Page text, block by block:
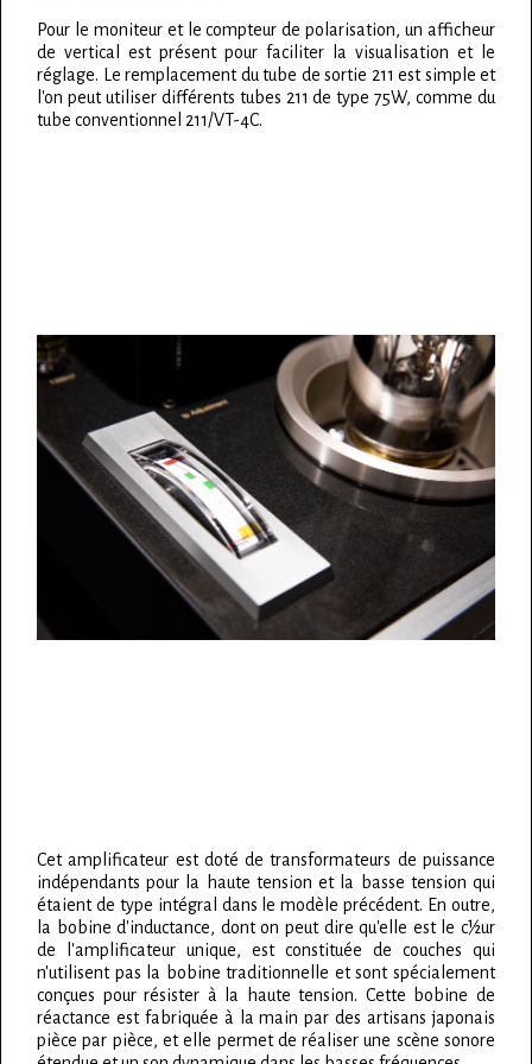
Pour le moniteur et le compteur de polarisation, un afficheur
de vertical est présent pour faciliter la visualisation et le
réglage. Le remplacement du tube de sortie 211 est simple et
l'on peut utiliser différents tubes 211 de type 75W, comme du
tube conventionnel 211/VT-4C.
Cet amplificateur est doté de transformateurs de puissance
indépendants pour la haute tension et la basse tension qui
étaient de type intégral dans le modèle précédent. En outre,
la bobine d'inductance, dont on peut dire qu'elle est le c½ur
de l'amplificateur unique, est constituée de couches qui
n'utilisent pas la bobine traditionnelle et sont spécialement
conçues pour résister à la haute tension. Cette bobine de
réactance est fabriquée à la main par des artisans japonais
pièce par pièce, et elle permet de réaliser une scène sonore